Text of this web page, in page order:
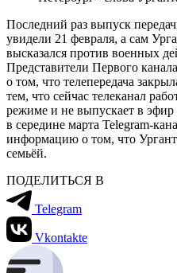
Последний раз выпуск
увидели 21 февраля, а сам
высказался против военных
Представители Первого
о том, что телепередача
тем, что сейчас телеканал
режиме и не выпускает в
в середине марта Telegram-
информацию о том, что
семьёй.
ПОДЕЛИТЬСЯ В
Telegram
Vkontakte